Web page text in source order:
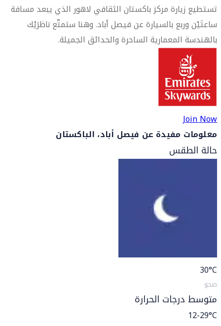
تستطيع زيارة مركز باكستان الثقافي لاهور الذي يبعد مسافة
ساعتَيْن وربع بالسيارة عن فيصل أباد. وهنا ستمتّع ناظرَيْك
بالهندسة المعمارية الساحرة والحدائق الجميلة.
Join Now
معلومات مفيدة عن فيصل أباد، الباكستان
حالة الطقس
30°C
صحو
متوسط درجات الحرارة
12-29°C